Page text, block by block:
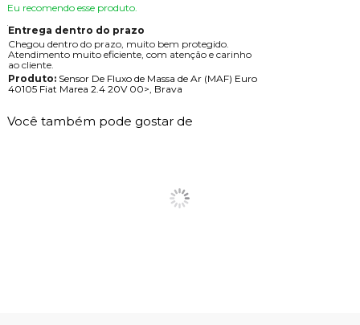
Eu recomendo esse produto.
Entrega dentro do prazo
Chegou dentro do prazo, muito bem protegido.
Atendimento muito eficiente, com atenção e carinho
ao cliente.
Produto:Sensor De Fluxo de Massa de Ar (MAF) Euro
40105 Fiat Marea 2.4 20V 00>, Brava
Você também pode gostar de